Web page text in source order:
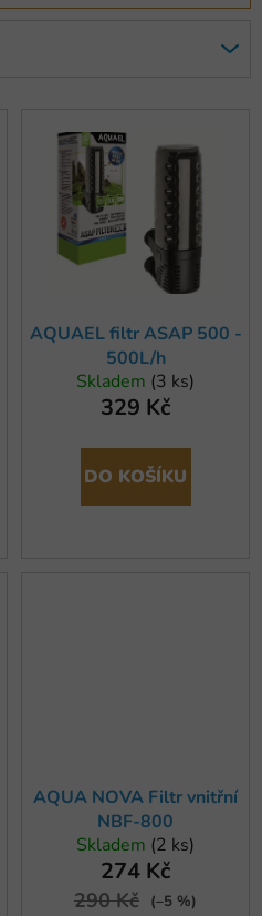
AQUAEL filtr ASAP 500 -
500L/h
Skladem (3 ks)
329 Kč
DO KOŠÍKU
AQUA NOVA Filtr vnitřní
NBF-800
Skladem (2 ks)
274 Kč
290 Kč (–5 %)